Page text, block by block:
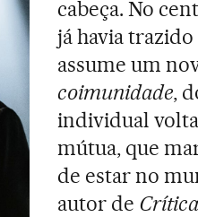
cabeça. No
já havia trazido
assume um
coimunidade,
individual
mútua, que
de estar no
autor de